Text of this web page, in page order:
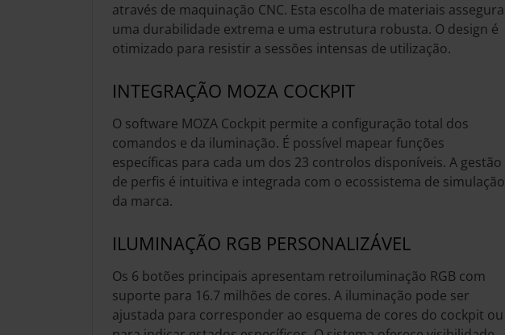
através de maquinação CNC. Esta escolha de materiais assegura
uma durabilidade extrema e uma estrutura robusta. O design é
otimizado para resistir a sessões intensas de utilização.
INTEGRAÇÃO MOZA COCKPIT
O software MOZA Cockpit permite a configuração total dos
comandos e da iluminação. É possível mapear funções
específicas para cada um dos 23 controlos disponíveis. A gestão
de perfis é intuitiva e integrada com o ecossistema de simulação
da marca.
ILUMINAÇÃO RGB PERSONALIZÁVEL
Os 6 botões principais apresentam retroiluminação RGB com
suporte para 16.7 milhões de cores. A iluminação pode ser
ajustada para corresponder ao esquema de cores do cockpit ou